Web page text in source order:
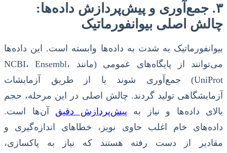
۳. جمع‌آوری و پیش‌پردازش داده‌ها:
چالش اصلی بیوانفورماتیک
بیوانفورماتیک به شدت به داده‌ها وابسته است. این داده‌ها
می‌توانند از پایگاه‌های عمومی (مانند NCBI، Ensembl،
UniProt) جمع‌آوری شوند یا از طریق آزمایشات
آزمایشگاهی تولید گردند. چالش اصلی در این مرحله، حجم
بالای داده‌ها و نیاز به پیش‌پردازش دقیق آن‌ها است.
داده‌های خام اغلب حاوی نویز، خطاهای اندازه‌گیری و
مقادیر از دست رفته هستند که نیاز به پاکسازی،